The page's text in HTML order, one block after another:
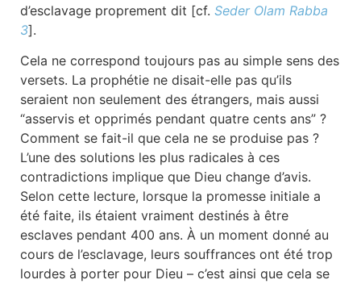
d’esclavage proprement dit [cf. Seder Olam Rabba
3].
Cela ne correspond toujours pas au simple sens des
versets. La prophétie ne disait-elle pas qu’ils
seraient non seulement des étrangers, mais aussi
“asservis et opprimés pendant quatre cents ans” ?
Comment se fait-il que cela ne se produise pas ?
L’une des solutions les plus radicales à ces
contradictions implique que Dieu change d’avis.
Selon cette lecture, lorsque la promesse initiale a
été faite, ils étaient vraiment destinés à être
esclaves pendant 400 ans. À un moment donné au
cours de l’esclavage, leurs souffrances ont été trop
lourdes à porter pour Dieu – c’est ainsi que cela se